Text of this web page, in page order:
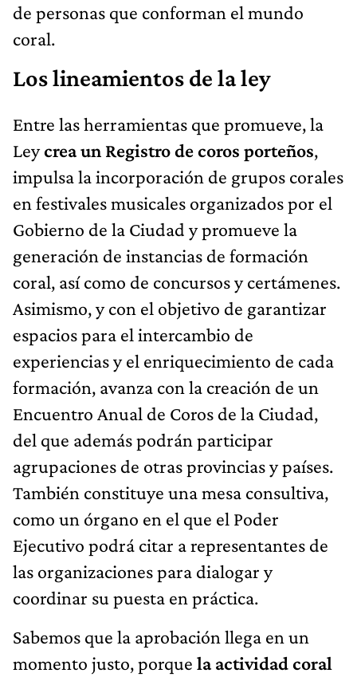
de personas que conforman el mundo
coral.
Los lineamientos de la ley
Entre las herramientas que promueve, la
Leycrea un Registro de coros porteños,
impulsa la incorporación de grupos corales
en festivales musicales organizados por el
Gobierno de la Ciudad y promueve la
generación de instancias de formación
coral, así como de concursos y certámenes.
Asimismo, y con el objetivo de garantizar
espacios para el intercambio de
experiencias y el enriquecimiento de cada
formación, avanza con la creación de un
Encuentro Anual de Coros de la Ciudad,
del que además podrán participar
agrupaciones de otras provincias y países.
También constituye una mesa consultiva,
como un órgano en el que el Poder
Ejecutivo podrá citar a representantes de
las organizaciones para dialogar y
coordinar su puesta en práctica.
Sabemos que la aprobación llega en un
momento justo, porque la actividad coral